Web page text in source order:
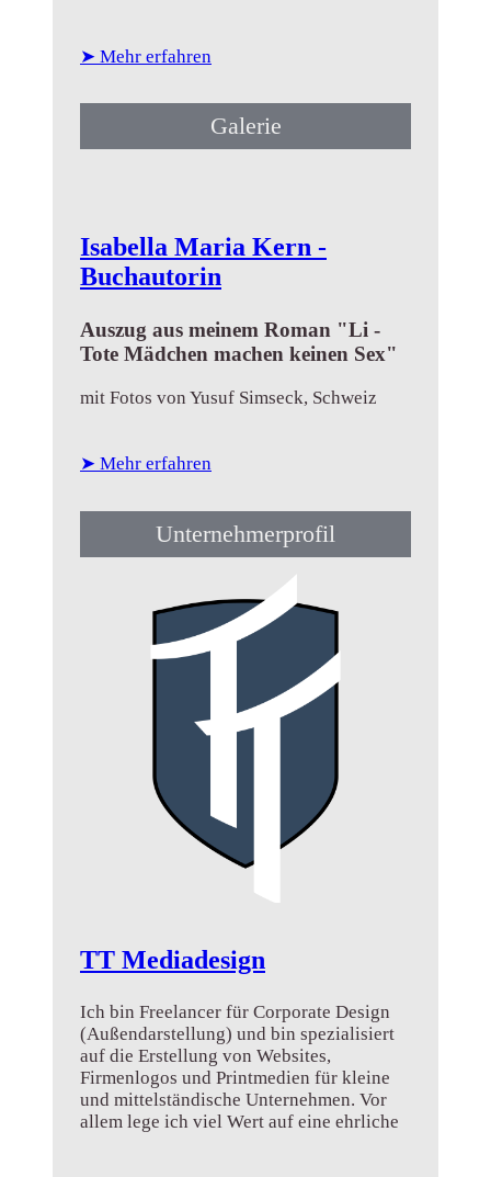
➤ Mehr erfahren
Galerie
Isabella Maria Kern -
Buchautorin
Auszug aus meinem Roman "Li -
Tote Mädchen machen keinen Sex"
mit Fotos von Yusuf Simseck, Schweiz
➤ Mehr erfahren
Unternehmerprofil
TT Mediadesign
Ich bin Freelancer für Corporate Design
(Außendarstellung) und bin spezialisiert
auf die Erstellung von Websites,
Firmenlogos und Printmedien für kleine
und mittelständische Unternehmen. Vor
allem lege ich viel Wert auf eine ehrliche